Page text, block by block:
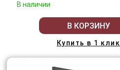
В наличии
В КОРЗИНУ
Купить в 1 клик